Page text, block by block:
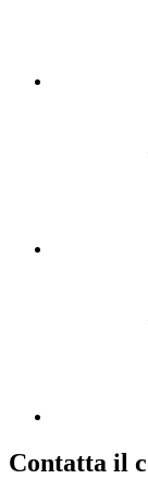
Contatta il